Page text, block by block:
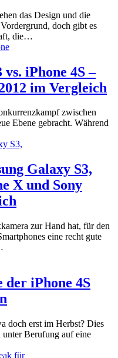
das Design und die
doch gibt es
die…
vs. iPhone 4S –
im Vergleich
zwischen
Ebene gebracht. Während
Galaxy S3,
X und Sony
zur Hand hat, für den
eine recht gute
der iPhone 4S
doch erst im Herbst? Dies
unter Berufung auf eine